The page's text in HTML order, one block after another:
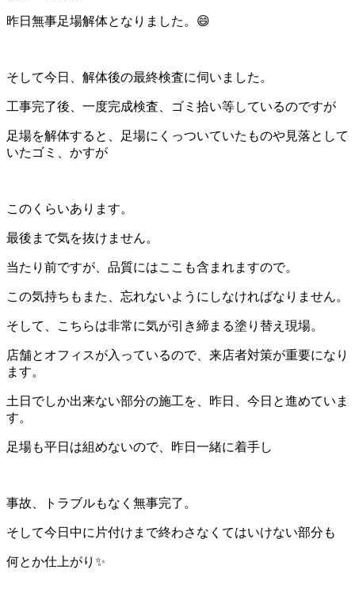
昨日無事足場解体となりました。😄
そして今日、解体後の最終検査に伺いました。
工事完了後、一度完成検査、ゴミ拾い等しているのですが
足場を解体すると、足場にくっついていたものや見落として
いたゴミ、かすが
このくらいあります。
最後まで気を抜けません。
当たり前ですが、品質にはここも含まれますので。
この気持ちもまた、忘れないようにしなければなりません。
そして、こちらは非常に気が引き締まる塗り替え現場。
店舗とオフィスが入っているので、来店者対策が重要になり
ます。
土日でしか出来ない部分の施工を、昨日、今日と進めていま
す。
足場も平日は組めないので、昨日一緒に着手し
事故、トラブルもなく無事完了。
そして今日中に片付けまで終わさなくてはいけない部分も
何とか仕上がり✨️